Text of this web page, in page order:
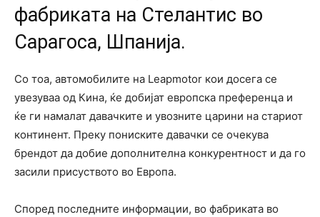
фабриката на Стелантис во
Сарагоса, Шпанија.
Со тоа, автомобилите на Leapmotor кои досега се
увезуваа од Кина, ќе добијат европска преференца и
ќе ги намалат давачките и увозните царини на стариот
континент. Преку пониските давачки се очекува
брендот да добие дополнителна конкурентност и да го
засили присуството во Европа.
Според последните информации, во фабриката во